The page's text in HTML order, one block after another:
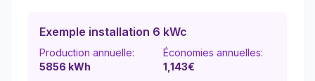
Exemple installation 6 kWc
Production annuelle:
5856 kWh
Économies annuelles:
1,143€